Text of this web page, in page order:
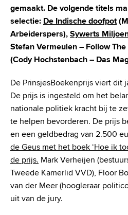
gemaakt. De volgende titels
selectie: De Indische doofpot
Arbeiderspers),Sywerts
Stefan Vermeulen – Follow
(Cody Hochstenbach – Das
De PrinsjesBoekenprijs viert dit
De prijs is ingesteld om het
nationale politiek kracht bij te
te helpen bevorderen. De prijs
en een geldbedrag van 2.500
de Geus met het boek ‘Hoe ik
de prijs. Mark Verheijen
Tweede Kamerlid VVD), Floor
van der Meer (hoogleraar
uit van de jury.